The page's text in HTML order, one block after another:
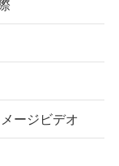
際
ージビデオ